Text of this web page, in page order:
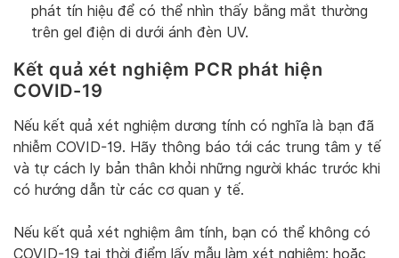
phát tín hiệu để có thể nhìn thấy bằng mắt thường
trên gel điện di dưới ánh đèn UV.
Kết quả xét nghiệm PCR phát hiện
COVID-19
Nếu kết quả xét nghiệm dương tính có nghĩa là bạn đã
nhiễm COVID-19. Hãy thông báo tới các trung tâm y tế
và tự cách ly bản thân khỏi những người khác trước khi
có hướng dẫn từ các cơ quan y tế.
Nếu kết quả xét nghiệm âm tính, bạn có thể không có
COVID-19 tại thời điểm lấy mẫu làm xét nghiệm; hoặc